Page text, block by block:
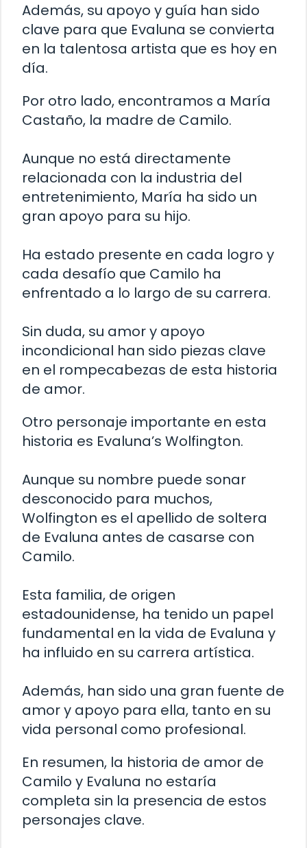
Además, su apoyo y guía han sido
clave para que Evaluna se convierta
en la talentosa artista que es hoy en
día.
Por otro lado, encontramos a María
Castaño, la madre de Camilo.
Aunque no está directamente
relacionada con la industria del
entretenimiento, María ha sido un
gran apoyo para su hijo.
Ha estado presente en cada logro y
cada desafío que Camilo ha
enfrentado a lo largo de su carrera.
Sin duda, su amor y apoyo
incondicional han sido piezas clave
en el rompecabezas de esta historia
de amor.
Otro personaje importante en esta
historia es Evaluna’s Wolfington.
Aunque su nombre puede sonar
desconocido para muchos,
Wolfington es el apellido de soltera
de Evaluna antes de casarse con
Camilo.
Esta familia, de origen
estadounidense, ha tenido un papel
fundamental en la vida de Evaluna y
ha influido en su carrera artística.
Además, han sido una gran fuente de
amor y apoyo para ella, tanto en su
vida personal como profesional.
En resumen, la historia de amor de
Camilo y Evaluna no estaría
completa sin la presencia de estos
personajes clave.